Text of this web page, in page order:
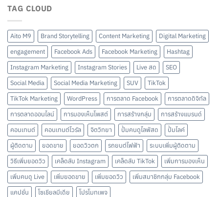
TAG CLOUD
Aito M9 Brand Storytelling Content Marketing
Digital Marketing
engagement
Facebook Ads Facebook Marketing
Hashtag
Instagram Marketing
Instagram Stories Live สด
SEO
Social Media
Social Media Marketing SUV
TikTok
TikTok Marketing
WordPress การตลาด Facebook
การตลาดดิจิทัล
การตลาดออนไลน์
การมองเห็นโพสต์ การสร้างกลุ่ม
การสร้างแบรนด์
คอนเทนต์
คอนเทนต์ไวรัล จิตวิทยา ปั้มคนดูไลฟ์สด
ปั้มไลค์
ผู้ติดตาม
ยอดขาย ยอดวิวตก รถยนต์ไฟฟ้า
ระบบเพิ่มผู้ติดตาม
วิธีเพิ่มยอดวิว
เคล็ดลับ Instagram เคล็ดลับ TikTok
เพิ่มการมองเห็น
เพิ่มคนดู Live
เพิ่มยอดขาย เพิ่มยอดวิว
เพิ่มสมาชิกกลุ่ม Facebook
แคปชั่น
โซเชียลมีเดีย โปรโมทเพจ